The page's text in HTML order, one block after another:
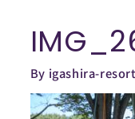
By igashira-resort
Post
navigation